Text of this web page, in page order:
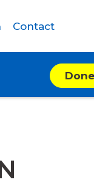
Contact